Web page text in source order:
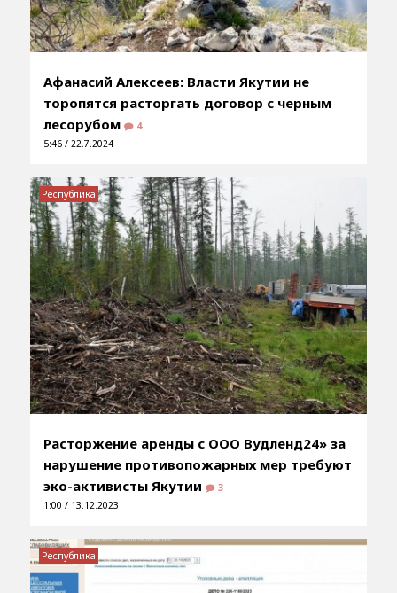
Афанасий Алексеев: Власти Якутии не
торопятся расторгать договор с черным
лесорубом
4
5:46 / 22.7.2024
Расторжение аренды с ООО Вудленд24» за
нарушение противопожарных мер требуют
эко-активисты Якутии
3
1:00 / 13.12.2023
Республика
Республика